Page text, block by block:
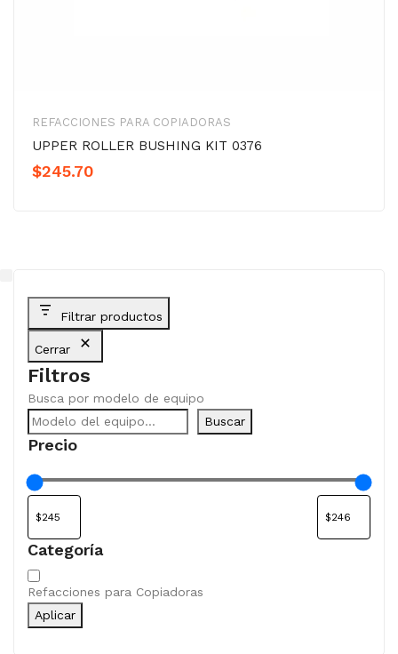
REFACCIONES PARA COPIADORAS
UPPER ROLLER BUSHING KIT 0376
$245.70
Filtrar productos
Cerrar
Filtros
Busca por modelo de equipo
Buscar
Precio
Categoría
Categoría
Refacciones para Copiadoras
Aplicar